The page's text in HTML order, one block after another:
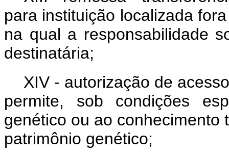
para instituição localizada
na qual a responsabilidade
destinatária;
XIV - autorização de
permite, sob condições
genético ou ao conhecimento
patrimônio genético;